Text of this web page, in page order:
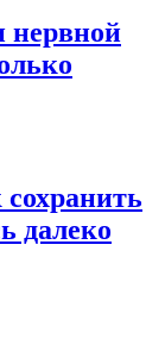
нервной
далеко